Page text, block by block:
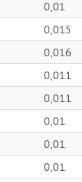
0,01
0,015
0,016
0,011
0,011
0,01
0,01
0,01